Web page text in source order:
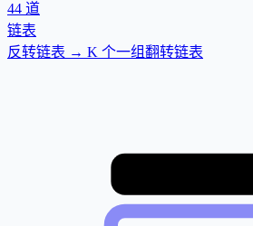
44 道
链表
反转链表 → K 个一组翻转链表